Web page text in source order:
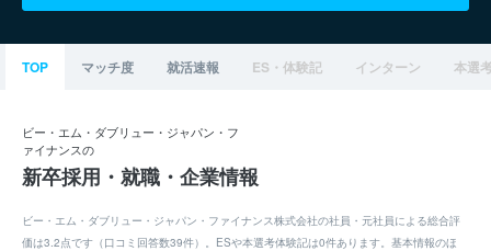
TOP マッチ度 就活速報 ES・体験記 インターン 本選
ビー・エム・ダブリュー・ジャパン・フ
ァイナンスの
新卒採用・就職・企業情報
ビー・エム・ダブリュー・ジャパン・ファイナンス株式会社の社員・元社員による総合評
価は3.2点です（口コミ回答数39件）。ESや本選考体験記は0件あります。基本情報のほ